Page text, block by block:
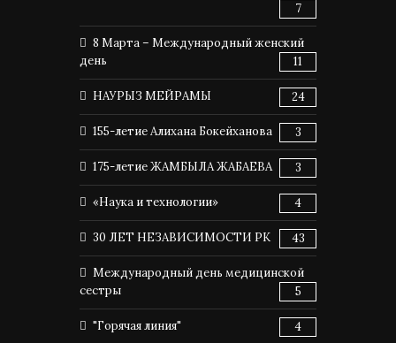
7
8 Марта – Международный женский
день
11
НАУРЫЗ МЕЙРАМЫ 24
155-летие Алихана Бокейханова 3
175-летие ЖАМБЫЛА ЖАБАЕВА 3
«Наука и технологии» 4
30 ЛЕТ НЕЗАВИСИМОСТИ РК 43
Международный день медицинской
сестры
5
"Горячая линия" 4